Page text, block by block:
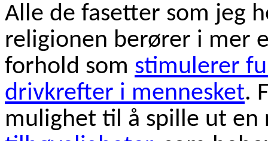
Alle de fasetter som jeg
religionen berører i mer
forhold som stimulerer
drivkrefter i mennesket.
mulighet til å spille ut en